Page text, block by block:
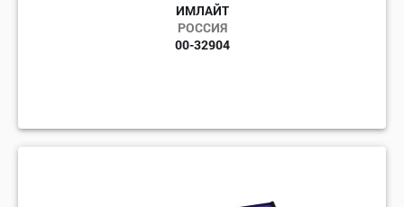
ИМЛАЙТ
РОССИЯ
00-32904